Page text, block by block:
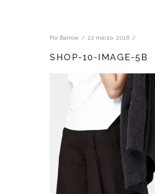
Por Barrow 22 marzo, 2016
SHOP-10-IMAGE-5B